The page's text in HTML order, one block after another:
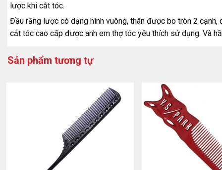
lược khi cắt tóc.
Đầu răng lược có dạng hình vuông, thân được bo tròn 2
cắt tóc cao cấp được anh em thợ tóc yêu thích sử dụng. Và
Sản phẩm tương tự